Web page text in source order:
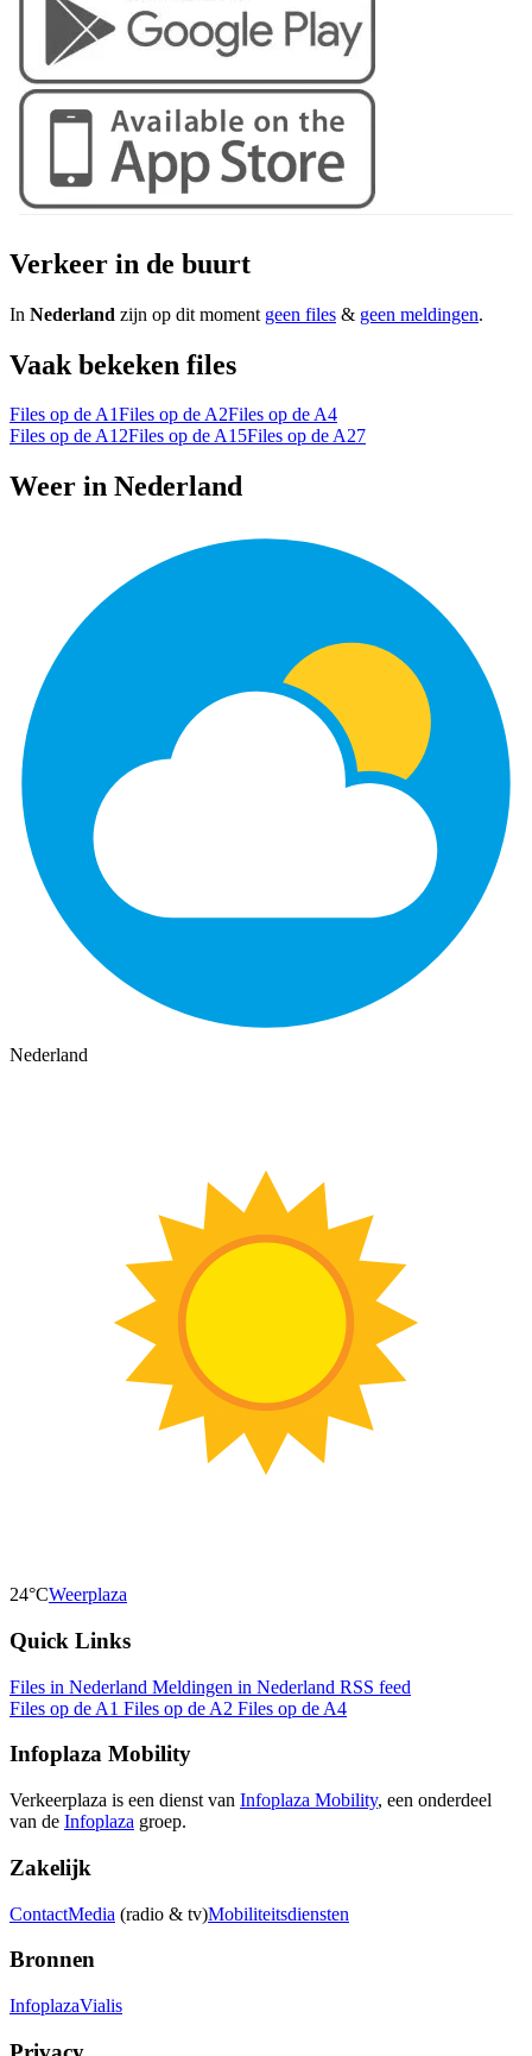
Verkeer in de buurt
In Nederland zijn op dit moment geen files & geen meldingen.
Vaak bekeken files
Files op de A1Files op de A2Files op de A4
Files op de A12Files op de A15Files op de A27
Weer in Nederland
Nederland
24°CWeerplaza
Quick Links
Files in Nederland Meldingen in Nederland RSS feed
Files op de A1 Files op de A2 Files op de A4
Infoplaza Mobility
Verkeerplaza is een dienst van Infoplaza Mobility, een onderdeel
van de Infoplaza groep.
Zakelijk
ContactMedia (radio & tv)Mobiliteitsdiensten
Bronnen
InfoplazaVialis